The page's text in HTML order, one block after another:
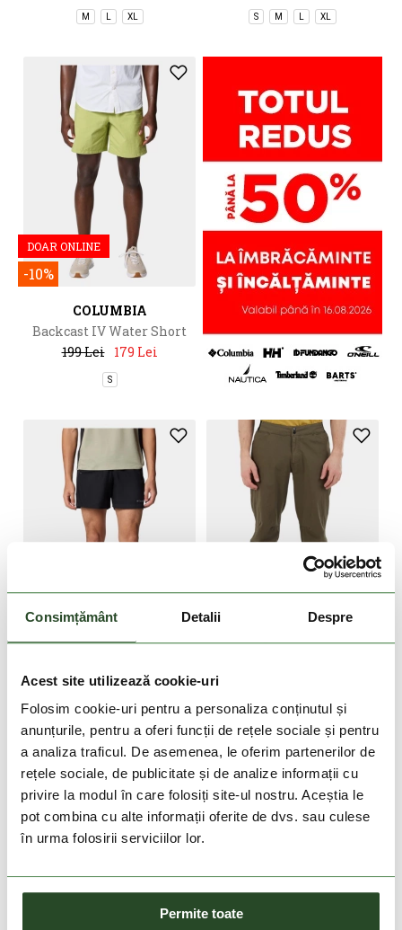
Consimțământ Detalii Despre
Acest site utilizează cookie-uri
Folosim cookie-uri pentru a personaliza conținutul și
anunțurile, pentru a oferi funcții de rețele sociale și pentru
a analiza traficul. De asemenea, le oferim partenerilor de
rețele sociale, de publicitate și de analize informații cu
privire la modul în care folosiți site-ul nostru. Aceștia le
pot combina cu alte informații oferite de dvs. sau culese
în urma folosirii serviciilor lor.
Permite toate
M XL S M XL
DOAR ONLINE
-10%
COLUMBIA
Backcast IV Water Short
199 Lei
179 Lei
S
DOAR ONLINE
COLUMBIA
299 Lei 149 Lei
269 Lei 199 Lei